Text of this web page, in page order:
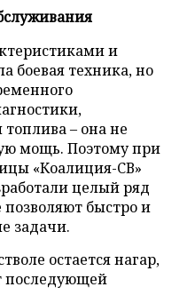
и
боевая техника, но
– она не
мощь. Поэтому при
«Коалиция-СВ»
целый ряд
быстро и
задачи.
остается нагар,
последующей